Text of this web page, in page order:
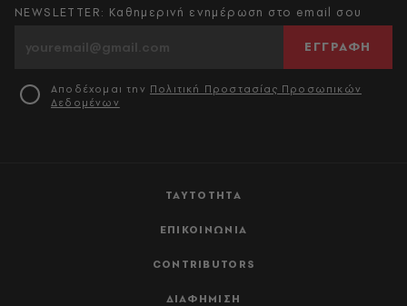
ΤΑΥΤΟΤΗΤΑ
ΕΠΙΚΟΙΝΩΝΙΑ
CONTRIBUTORS
ΔΙΑΦΗΜΙΣΗ
NEWSLETTER: Καθημερινή ενημέρωση στο email σου
ΕΓΓΡΑΦΗ
Αποδέχομαι την Πολιτική Προστασίας Προσωπικών
Δεδομένων